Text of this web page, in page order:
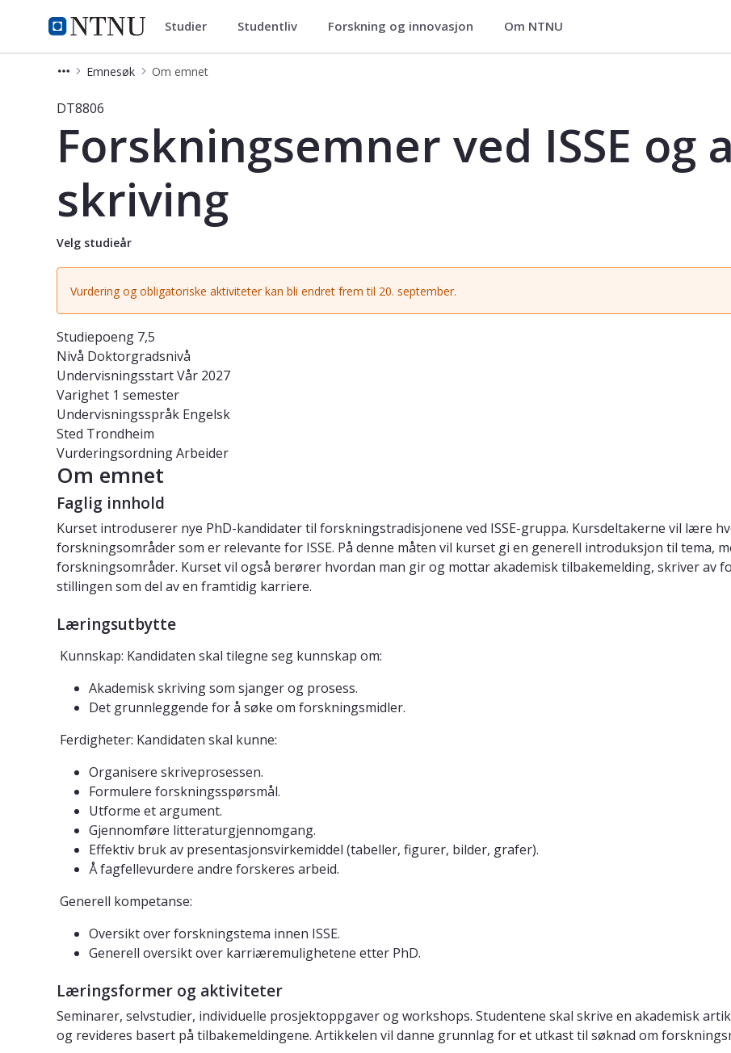
NTNU Hjemmeside
Studier Studier Studentliv Forskning og innovasjon Om NTNU
Emnesøk Om emnet
Emne - Forskningsemner ved ISSE og akademisk skriving - DT8806
DT8806
Forskningsemner ved ISSE og
skriving
Velg studieår
Vurdering og obligatoriske aktiviteter kan bli endret frem til 20. september.
Studiepoeng 7,5
Nivå Doktorgradsnivå
UndervisningsstartVår 2027
Varighet 1 semester
Undervisningsspråk Engelsk
Sted Trondheim
VurderingsordningArbeider
Om emnet
Faglig innhold
Kurset introduserer nye PhD-kandidater til forskningstradisjonene ved ISSE-gruppa. Kursdeltakerne vil lære
forskningsområder som er relevante for ISSE. På denne måten vil kurset gi en generell introduksjon til tema,
forskningsområder. Kurset vil også berører hvordan man gir og mottar akademisk tilbakemelding, skriver av
stillingen som del av en framtidig karriere.
Læringsutbytte
 Kunnskap: Kandidaten skal tilegne seg kunnskap om:
Akademisk skriving som sjanger og prosess.
Det grunnleggende for å søke om forskningsmidler.
 Ferdigheter: Kandidaten skal kunne:
Organisere skriveprosessen.
Formulere forskningsspørsmål.
Utforme et argument.
Gjennomføre litteraturgjennomgang.
Effektiv bruk av presentasjonsvirkemiddel (tabeller, figurer, bilder, grafer).
Å fagfellevurdere andre forskeres arbeid.
 Generell kompetanse:
Oversikt over forskningstema innen ISSE.
Generell oversikt over karriæremulighetene etter PhD.
Læringsformer og aktiviteter
Seminarer, selvstudier, individuelle prosjektoppgaver og workshops. Studentene skal skrive en akademisk
og revideres basert på tilbakemeldingene. Artikkelen vil danne grunnlag for et utkast til søknad om